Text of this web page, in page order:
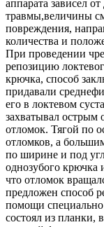
аппарата зависел
травмы,величины
повреждения,
количества и
При проведении
репозицию
крючка, способ
придавали
его в локтевом
захватывал
отломок. Тягой по
отломков, а
по ширине и под
однозубого крючка
что отломок
предложен способ
помощи специально
состоял из планки, в